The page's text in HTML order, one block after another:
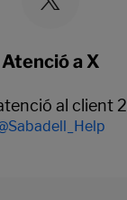
Atenció a X
al client